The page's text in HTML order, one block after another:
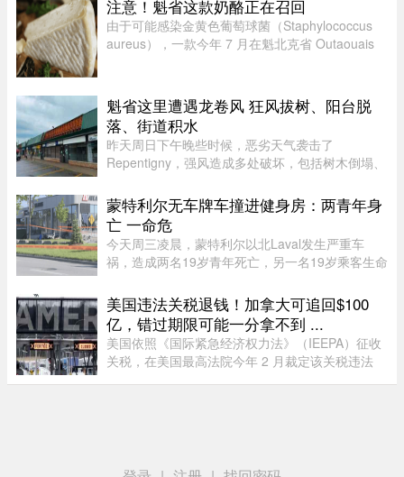
注意！魁省这款奶酪正在召回
由于可能感染金黄色葡萄球菌（Staphylococcus
aureus），一款今年 7 月在魁北克省 Outaouais
的产品为 2026 年 7 月 9 日至 ...
魁省这里遭遇龙卷风 狂风拔树、阳台脱
落、街道积水
昨天周日下午晚些时候，恶劣天气袭击了
Repentigny，强风造成多处破坏，包括树木倒塌、
体上的多个现场影像，怀疑当地可能出现“一场小
型龙卷风”，但目前尚无法正式确认 ...
蒙特利尔无车牌车撞进健身房：两青年身
亡 一命危
今天周三凌晨，蒙特利尔以北Laval发生严重车
祸，造成两名19岁青年死亡，另一名19岁乘客生命
右，巡警发现涉事车辆并示意停车，但车辆迅速加
速逃离，警方并未展开追逐。不 ...
美国违法关税退钱！加拿大可追回$100
亿，错过期限可能一分拿不到 ...
美国依照《国际紧急经济权力法》（IEEPA）征收
关税，在美国最高法院今年 2 月裁定该关税违法